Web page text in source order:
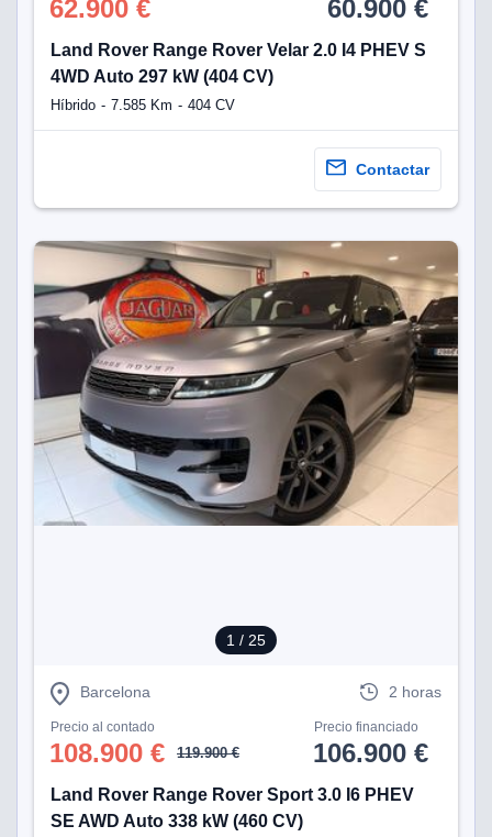
62.900 € 60.900 €
Land Rover Range Rover Velar 2.0 I4 PHEV S
4WD Auto 297 kW (404 CV)
Híbrido 7.585 Km 404 CV
Contactar
1 / 25
Barcelona 2 horas
Precio al contado
108.900 € 119.900 €
Precio financiado
106.900 €
Land Rover Range Rover Sport 3.0 I6 PHEV
SE AWD Auto 338 kW (460 CV)